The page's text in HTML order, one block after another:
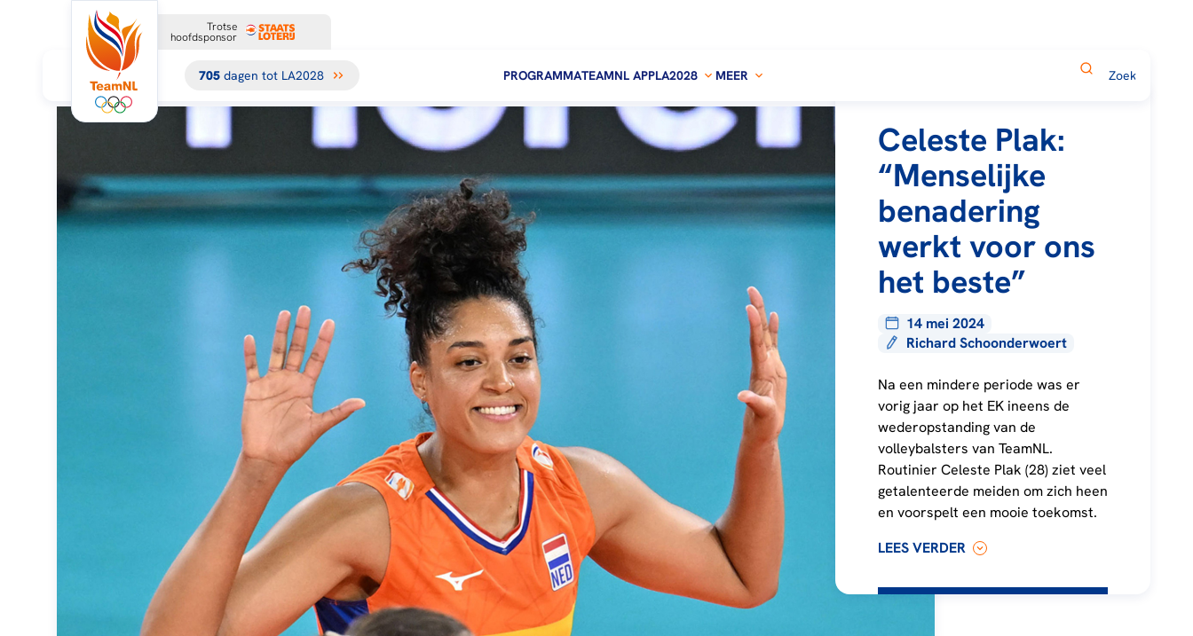
Trotse
hoofdsponsor
705 dagen tot LA2028 PROGRAMMATEAMNL APPLA2028 MEER
Celeste Plak:
“Menselijke
benadering
werkt voor ons
het beste”
14 mei 2024
Richard Schoonderwoert
Na een mindere periode was er
vorig jaar op het EK ineens de
wederopstanding van de
volleybalsters van TeamNL.
Routinier Celeste Plak (28) ziet veel
getalenteerde meiden om zich heen
en voorspelt een mooie toekomst.
LEES VERDER